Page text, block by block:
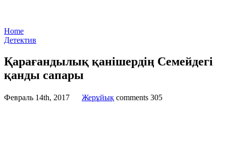
Home
Детектив
Қарағандылық қанішердің Семейдегі
қанды сапары
Февраль 14th, 2017 Жерұйық comments 305